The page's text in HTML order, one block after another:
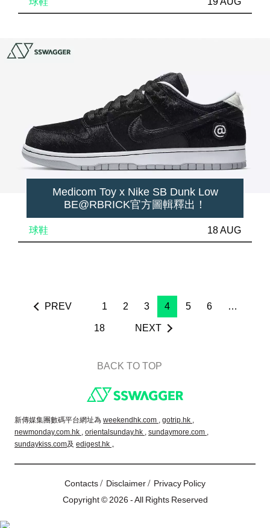
Medicom Toy x Nike SB Dunk Low
BE@RBRICK官方圖輯釋出！
球鞋 18 AUG
PREV 1 2 3 4 5 6 …
18 NEXT
BACK TO TOP
新傳媒集團數碼平台網址為 weekendhk.com , gotrip.hk ,
newmonday.com.hk , orientalsunday.hk , sundaymore.com ,
sundaykiss.com及 edigest.hk 。
Contacts/ Disclaimer/ Privacy Policy
Copyright © 2026 - All Rights Reserved